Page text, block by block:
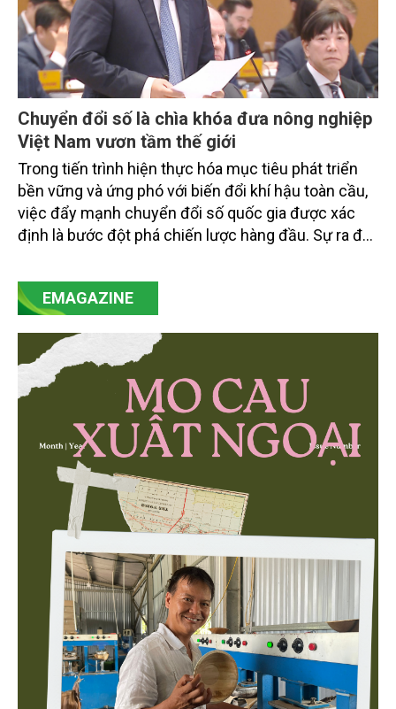
Chuyển đổi số là chìa khóa đưa nông nghiệp
Việt Nam vươn tầm thế giới
Trong tiến trình hiện thực hóa mục tiêu phát triển
bền vững và ứng phó với biến đổi khí hậu toàn cầu,
việc đẩy mạnh chuyển đổi số quốc gia được xác
định là bước đột phá chiến lược hàng đầu. Sự ra đời
mạnh mẽ, thúc đẩy quá trình cải cách toàn diện,
minh bạch hóa chuỗi cung ứng và nâng cao hiệu
then chốt là nông nghiệp và môi trường.
EMAGAZINE